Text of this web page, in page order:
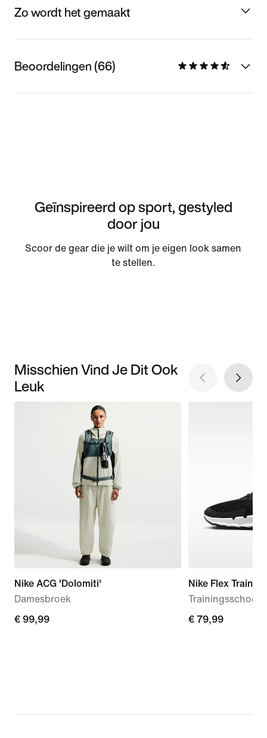
Zo wordt het gemaakt
Beoordelingen (66)
Geïnspireerd op sport, gestyled
door jou
Scoor de gear die je wilt om je eigen look samen
te stellen.
Misschien Vind Je Dit Ook
Leuk
Nike ACG 'Dolomiti'
Damesbroek
€ 99,99
€ 99,99
Nike Flex Train
€ 79,99
€ 79,99